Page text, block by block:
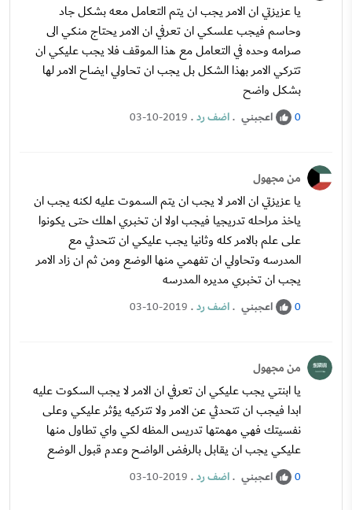
يا عزيزتي ان الامر يجب ان يتم التعامل معه بشكل جاد
وحاسم فيجب علسكي ان تعرفي ان الامر يحتاج منكي الى
صرامه وحده في التعامل مع هذا الموقف فلا يجب عليكي ان
تتركي الامر بهذا الشكل بل يجب ان تحاولي ايضاح الامر لها
بشكل واضح
0 اعجبني .اضف رد.
03-10-2019
من مجهول
يا عزيزتي ان الامر لا يجب ان يتم السموت عليه لكنه يجب ان
ياخذ مراحله تدريجيا فيجب اولا ان تخبري اهلك حتى يكونوا
على علم بالامر كله وثانيا يجب عليكي ان تتحدثي مع
المدرسه وتحاولي ان تفهمي منها الوضع ومن ثم ان زاد الامر
يجب ان تخبري مديره المدرسه
0 اعجبني .اضف رد.
03-10-2019
من مجهول
يا ابنتي يجب عليكي ان تعرفي ان الامر لا يجب السكوت عليه
ابدا فيجب ان تتحدثي عن الامر ولا تتركيه يؤثر عليكي وعلى
نفسيتك فهي مهمتها تدريس المظه لكي واي تطاول منها
عليكي يجب ان يقابل بالرفض الواضح وعدم قبول الوضع
0 اعجبني .اضف رد.
03-10-2019